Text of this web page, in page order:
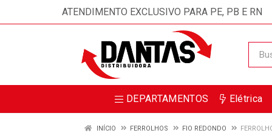
ATENDIMENTO EXCLUSIVO PARA PE, PB E RN
DEPARTAMENTOS Elétrica
INÍCIO FERROLHOS FIO REDONDO